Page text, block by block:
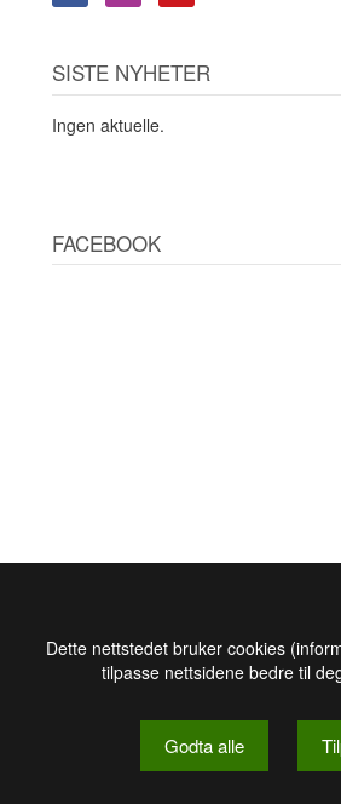
SISTE NYHETER
Ingen aktuelle.
FACEBOOK
Dette nettstedet bruker cookies
tilpasse nettsidene bedre til
Godta alle